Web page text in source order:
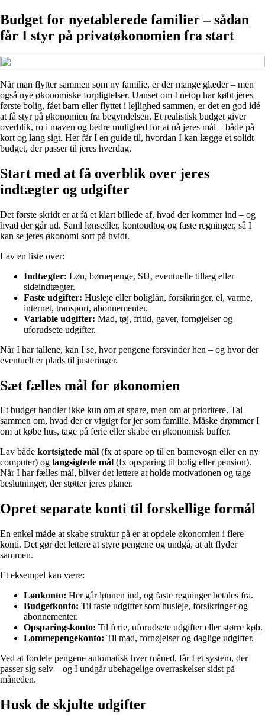
Budget for nyetablerede familier – sådan
får I styr på privatøkonomien fra start
Når man flytter sammen som ny familie, er der mange glæder – men
også nye økonomiske forpligtelser. Uanset om I netop har købt jeres
første bolig, fået barn eller flyttet i lejlighed sammen, er det en god idé
at få styr på økonomien fra begyndelsen. Et realistisk budget giver
overblik, ro i maven og bedre mulighed for at nå jeres mål – både på
kort og lang sigt. Her får I en guide til, hvordan I kan lægge et solidt
budget, der passer til jeres hverdag.
Start med at få overblik over jeres
indtægter og udgifter
Det første skridt er at få et klart billede af, hvad der kommer ind – og
hvad der går ud. Saml lønsedler, kontoudtog og faste regninger, så I
kan se jeres økonomi sort på hvidt.
Lav en liste over:
Indtægter: Løn, børnepenge, SU, eventuelle tillæg eller
sideindtægter.
Faste udgifter: Husleje eller boliglån, forsikringer, el, varme,
internet, transport, abonnementer.
Variable udgifter: Mad, tøj, fritid, gaver, fornøjelser og
uforudsete udgifter.
Når I har tallene, kan I se, hvor pengene forsvinder hen – og hvor der
eventuelt er plads til justeringer.
Sæt fælles mål for økonomien
Et budget handler ikke kun om at spare, men om at prioritere. Tal
sammen om, hvad der er vigtigt for jer som familie. Måske drømmer I
om at købe hus, tage på ferie eller skabe en økonomisk buffer.
Lav både kortsigtede mål (fx at spare op til en barnevogn eller en ny
computer) og langsigtede mål (fx opsparing til bolig eller pension).
Når I har fælles mål, bliver det lettere at holde motivationen og tage
beslutninger, der støtter jeres planer.
Opret separate konti til forskellige formål
En enkel måde at skabe struktur på er at opdele økonomien i flere
konti. Det gør det lettere at styre pengene og undgå, at alt flyder
sammen.
Et eksempel kan være:
Lønkonto: Her går lønnen ind, og faste regninger betales fra.
Budgetkonto: Til faste udgifter som husleje, forsikringer og
abonnementer.
Opsparingskonto: Til ferie, uforudsete udgifter eller større køb.
Lommepengekonto: Til mad, fornøjelser og daglige udgifter.
Ved at fordele pengene automatisk hver måned, får I et system, der
passer sig selv – og I undgår ubehagelige overraskelser sidst på
måneden.
Husk de skjulte udgifter